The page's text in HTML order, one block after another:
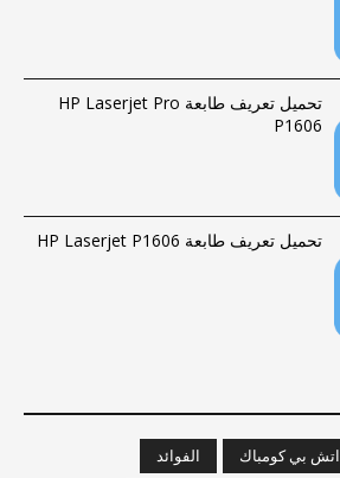
تحميل تعريف طابعة HP Laserjet Pro
P1606
تحميل تعريف طابعة HP Laserjet P1606
اتش بي كومباك
الفوائد